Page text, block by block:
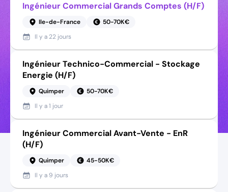
Ingénieur Commercial Grands Comptes (H/F)
Ile-de-France
50-70K€
Il y a 22 jours
Ingénieur Technico-Commercial - Stockage
Energie (H/F)
Quimper
50-70K€
Il y a1 jour
Ingénieur Commercial Avant-Vente - EnR
(H/F)
Quimper
45-50K€
Il y a 9 jours